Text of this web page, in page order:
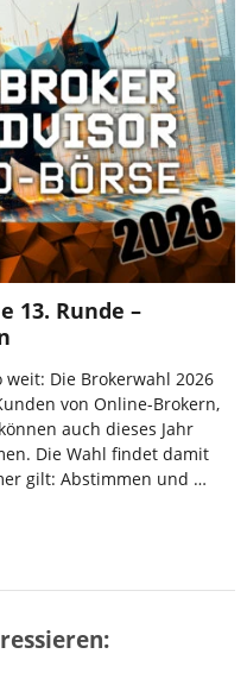
13. Runde –
Die Brokerwahl 2026
von Online-Brokern,
auch dieses Jahr
Die Wahl findet damit
gilt: Abstimmen und …